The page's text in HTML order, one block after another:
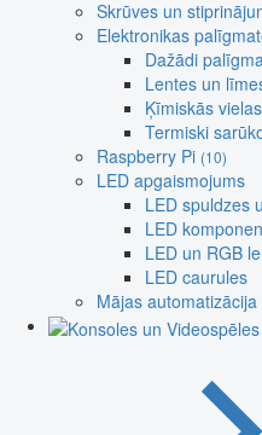
Skrūves un
Elektronikas
Dažādi
Lentes un
Ķīmiskās
Termiski
Raspberry Pi (10)
LED apgaismojums
LED spuldzes
LED
LED un RGB
LED caurules
Mājas